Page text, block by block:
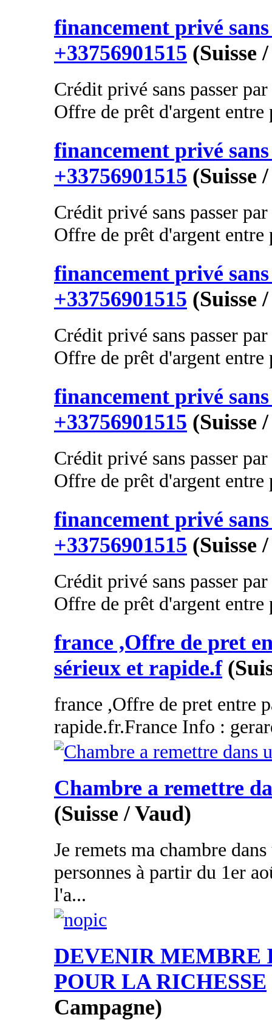
financement privé
+33756901515 (Suisse
Crédit privé sans passer
Offre de prêt d'argent
financement privé
+33756901515 (Suisse
Crédit privé sans passer
Offre de prêt d'argent
financement privé
+33756901515 (Suisse
Crédit privé sans passer
Offre de prêt d'argent
financement privé
+33756901515 (Suisse
Crédit privé sans passer
Offre de prêt d'argent
financement privé
+33756901515 (Suisse
Crédit privé sans passer
Offre de prêt d'argent
france ,Offre de pret
sérieux et rapide.f
france ,Offre de pret entre
rapide.fr.France Info :
Chambre a remettre
(Suisse / Vaud)
Je remets ma chambre
personnes à partir du 1er
l'a...
DEVENIR
POUR LA RICHESSE
Campagne)